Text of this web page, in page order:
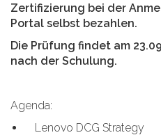
Zertifizierung bei der
Portal selbst bezahlen.
Die Prüfung findet am
nach der Schulung.
Agenda:
Lenovo DCG Strategy